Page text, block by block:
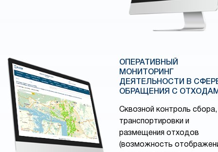
ОПЕРАТИВНЫЙ
МОНИТОРИНГ
ДЕЯТЕЛЬНОСТИ В
ОБРАЩЕНИЯ С
Сквозной контроль сбора,
транспортировки и
размещения отходов
(возможность